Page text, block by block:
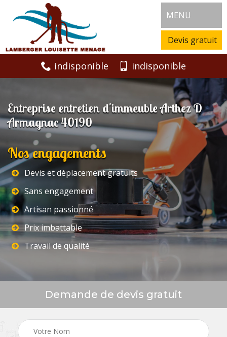
MENU
Devis gratuit
indisponible indisponible
Entreprise entretien d'immeuble Arthez D
Armagnac 40190
Nos engagements
Devis et déplacement gratuits
Sans engagement
Artisan passionné
Prix imbattable
Travail de qualité
Demande de devis gratuit